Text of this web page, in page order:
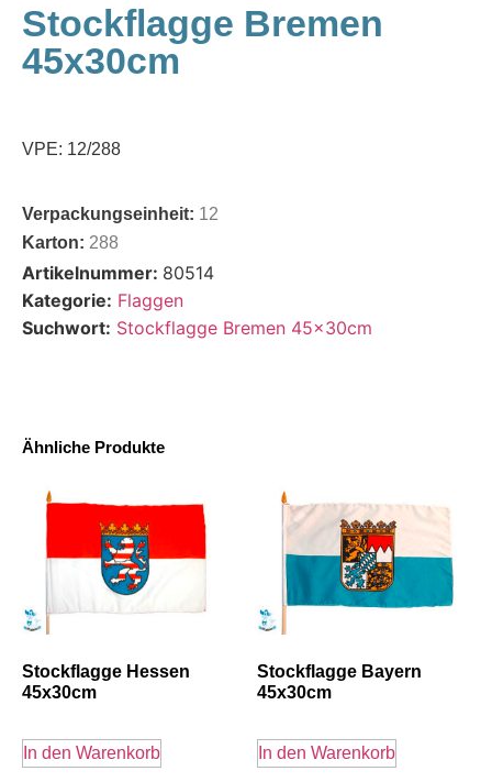
Stockflagge Bremen
45x30cm
VPE: 12/288
Verpackungseinheit: 12
Karton: 288
Artikelnummer: 80514
Kategorie: Flaggen
Suchwort: Stockflagge Bremen 45x30cm
Ähnliche Produkte
Stockflagge Hessen
45x30cm
In den Warenkorb
Stockflagge Bayern
45x30cm
In den Warenkorb